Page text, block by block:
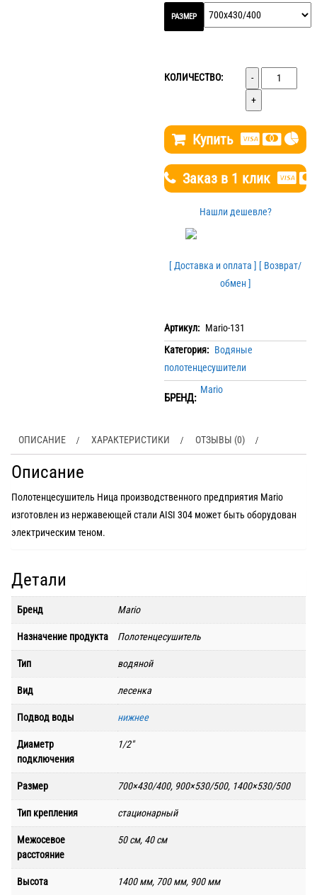
РАЗМЕР
КОЛИЧЕСТВО: Количество
Купить
Заказ в 1 клик
Нашли дешевле?
[ Доставка и оплата ] [ Возврат/
обмен ]
Артикул: Mario-131
Категория: Водяные
полотенцесушители
БРЕНД:
Mario
ОПИСАНИЕ ХАРАКТЕРИСТИКИ ОТЗЫВЫ (0)
Описание
Полотенцесушитель Ница производственного предприятия Mario
изготовлен из нержавеющей стали АІSI 304 может быть оборудован
электрическим теном.
Детали
Бренд Mario
Назначение продукта Полотенцесушитель
Тип водяной
Вид лесенка
Подвод воды нижнее
Диаметр
подключения
1/2"
Размер 700×430/400, 900×530/500, 1400×530/500
Тип крепления стационарный
Межосевое
расстояние
50 см, 40 см
Высота 1400 мм, 700 мм, 900 мм